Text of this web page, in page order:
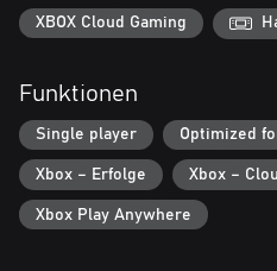
XBOX Cloud Gaming
Funktionen
Single player Optimized
Xbox – Erfolge Xbox –
Xbox Play Anywhere